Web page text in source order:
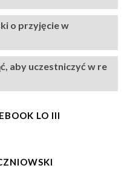
o przyjęcie w
aby uczestniczyć w re
LO III